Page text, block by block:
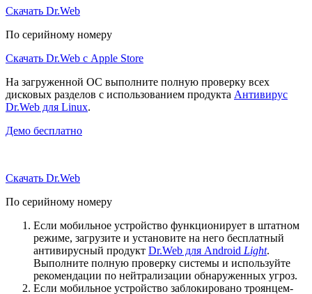
Скачать Dr.Web
По серийному номеру
Скачать Dr.Web с Apple Store
На загруженной ОС выполните полную проверку всех
дисковых разделов с использованием продукта Антивирус
Dr.Web для Linux.
Демо бесплатно
Скачать Dr.Web
По серийному номеру
Если мобильное устройство функционирует в штатном
режиме, загрузите и установите на него бесплатный
антивирусный продукт Dr.Web для Android Light.
Выполните полную проверку системы и используйте
рекомендации по нейтрализации обнаруженных угроз.
Если мобильное устройство заблокировано троянцем-